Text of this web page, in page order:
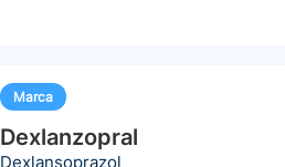
Marca
Dexlanzopral
Dexlansoprazol